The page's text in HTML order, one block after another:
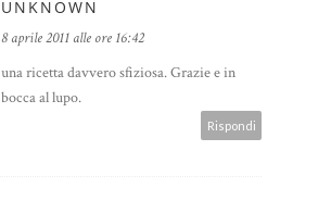
UNKNOWN
8 aprile 2011 alle ore 16:42
una ricetta davvero sfiziosa. Grazie e in
bocca al lupo.
Rispondi